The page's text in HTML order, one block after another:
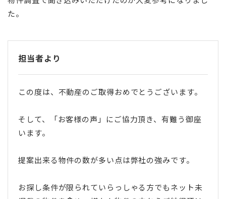
た。
担当者より
この度は、不動産のご取得おめでとうございます。
そして、「お客様の声」にご協力頂き、有難う御座
います。
提案出来る物件の数が多い点は弊社の強みです。
お探し条件が限られていらっしゃる方でもネット未